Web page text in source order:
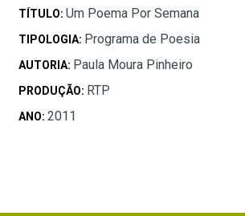
TÍTULO: Um Poema Por Semana
TIPOLOGIA: Programa de Poesia
AUTORIA: Paula Moura Pinheiro
PRODUÇÃO: RTP
ANO: 2011